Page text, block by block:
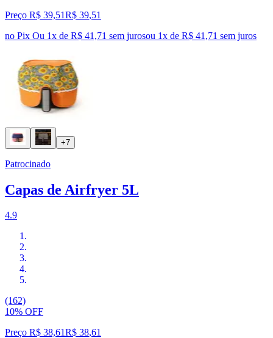
Preço R$ 39,51R$ 39,51
no Pix Ou 1x de R$ 41,71 sem jurosou 1x de R$ 41,71 sem juros
+7
Patrocinado
Capas de Airfryer 5L
4.9
(162)
10% OFF
Preço R$ 38,61R$ 38,61